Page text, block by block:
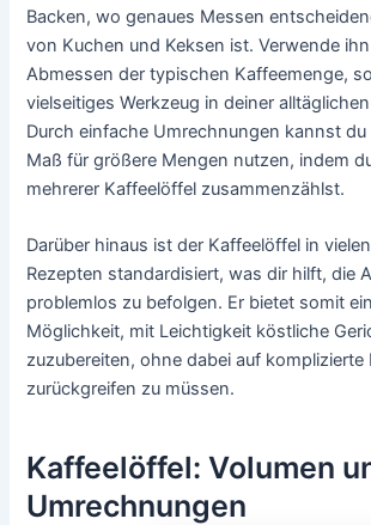
Backen, wo genaues Messen
von Kuchen und Keksen ist. Verwende
Abmessen der typischen Kaffeemenge,
vielseitiges Werkzeug in deiner
Durch einfache Umrechnungen kannst du
Maß für größere Mengen nutzen, indem
mehrerer Kaffeelöffel zusammenzählst.
Darüber hinaus ist der Kaffeelöffel in
Rezepten standardisiert, was dir hilft, die
problemlos zu befolgen. Er bietet somit
Möglichkeit, mit Leichtigkeit köstliche
zuzubereiten, ohne dabei auf
zurückgreifen zu müssen.
Kaffeelöffel: Volumen
Umrechnungen